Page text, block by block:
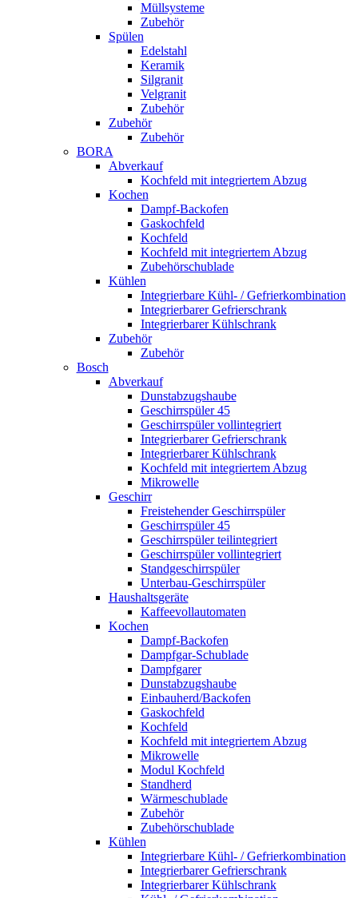
Müllsysteme
Zubehör
Spülen
Edelstahl
Keramik
Silgranit
Velgranit
Zubehör
Zubehör
Zubehör
BORA
Abverkauf
Kochfeld mit integriertem Abzug
Kochen
Dampf-Backofen
Gaskochfeld
Kochfeld
Kochfeld mit integriertem Abzug
Zubehörschublade
Kühlen
Integrierbare Kühl- / Gefrierkombination
Integrierbarer Gefrierschrank
Integrierbarer Kühlschrank
Zubehör
Zubehör
Bosch
Abverkauf
Dunstabzugshaube
Geschirrspüler 45
Geschirrspüler vollintegriert
Integrierbarer Gefrierschrank
Integrierbarer Kühlschrank
Kochfeld mit integriertem Abzug
Mikrowelle
Geschirr
Freistehender Geschirrspüler
Geschirrspüler 45
Geschirrspüler teilintegriert
Geschirrspüler vollintegriert
Standgeschirrspüler
Unterbau-Geschirrspüler
Haushaltsgeräte
Kaffeevollautomaten
Kochen
Dampf-Backofen
Dampfgar-Schublade
Dampfgarer
Dunstabzugshaube
Einbauherd/Backofen
Gaskochfeld
Kochfeld
Kochfeld mit integriertem Abzug
Mikrowelle
Modul Kochfeld
Standherd
Wärmeschublade
Zubehör
Zubehörschublade
Kühlen
Integrierbare Kühl- / Gefrierkombination
Integrierbarer Gefrierschrank
Integrierbarer Kühlschrank